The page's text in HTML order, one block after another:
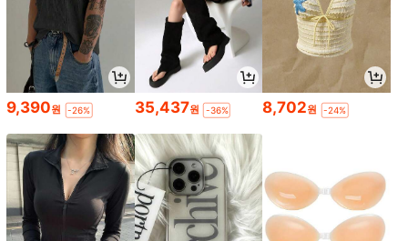
9,390원 -26% 35,437원 -36% 8,702원 -24%